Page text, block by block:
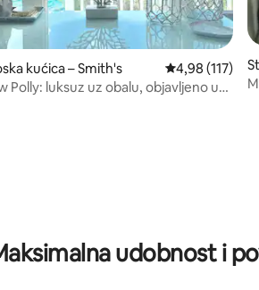
5/5, recenzija: 9
kućica – Smith's Prosječna
4,98 (117)
Polly: luksuz uz obalu, objavljeno u
udobnost i